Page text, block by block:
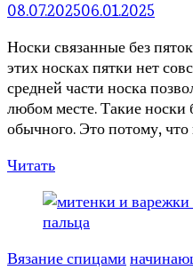
08.07.202506.01.2025
Носки связанные без
этих носках пятки нет
средней части носка
любом месте. Такие носки
обычного. Это потому,
Читать
Вязание спицами